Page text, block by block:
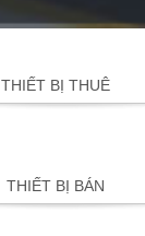
THIẾT BỊ THUÊ
THIẾT BỊ BÁN